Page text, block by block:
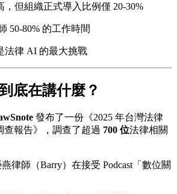
，但組織正式導入比例僅 20-30%
50-80% 的工作時間
法律 AI 的最大挑戰
底在講什麼？
發布了一份《2025 年台灣法律
報告》，調查了超過 700 位法律相關
律師（Barry）在接受 Podcast「數位關